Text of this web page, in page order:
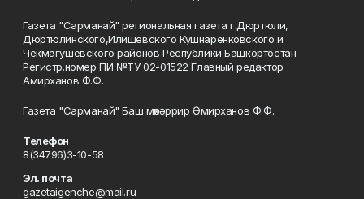
Газета "Сарманай" региональная газета г.Дюртюли,
Дюртюлинского,Илишевского Кушнаренковского и
Чекмагушевского районов Республики Башкортостан
Регистр.номер ПИ №ТУ 02-01522 Главный редактор
Амирханов Ф.Ф.
Газета "Сарманай" Баш мөхәррир Әмирханов Ф.Ф.
Телефон
8(34796)3-10-58
Эл. почта
gazetaigenche@mail.ru